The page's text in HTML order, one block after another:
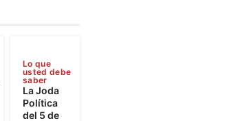
Lo que
usted debe
saber
La Joda
Política
del 5 de